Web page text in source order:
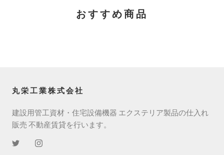
おすすめ商品
丸栄工業株式会社
建設用管工資材・住宅設備機器 エクステリア製品の仕入れ
販売 不動産賃貸を行います。